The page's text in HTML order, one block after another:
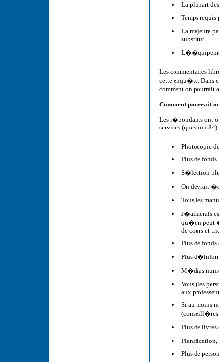
La plupart
Temps requis
La majeure
substitut.
Les commentaires
cette enqu�te. Dans
comment on pourrait
Comment pourrait-
Les r�pondants ont
services (question 34)
Photocopie
Plus de fonds.
S�lection
On devrait
Tous les
J�aimerais
qu�on peut
de cours et
Plus de fonds
Plus
M�dias
Vous (les
aux
Si au moins
(conseill�res
Plus de
Planification,
Plus de